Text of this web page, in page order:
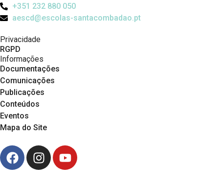
+351 232 880 050
aescd@escolas-santacombadao.pt
Privacidade
RGPD
Informações
Documentações
Comunicações
Publicações
Conteúdos
Eventos
Mapa do Site